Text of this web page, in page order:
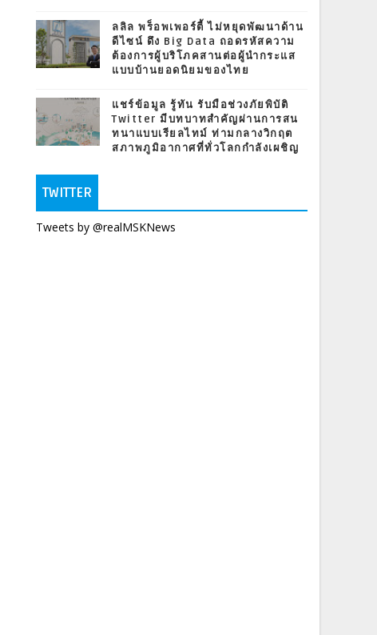
ลลิล พร็อพเพอร์ตี้ ไม่หยุดพัฒนาด้าน
ดีไซน์ ดึง Big Data ถอดรหัสความ
ต้องการผู้บริโภคสานต่อผู้นำกระแส
แบบบ้านยอดนิยมของไทย
แชร์ข้อมูล รู้ทัน รับมือช่วงภัยพิบัติ
Twitter มีบทบาทสำคัญผ่านการสน
ทนาแบบเรียลไทม์ ท่ามกลางวิกฤต
สภาพภูมิอากาศที่ทั่วโลกกำลังเผชิญ
TWITTER
Tweets by @realMSKNews